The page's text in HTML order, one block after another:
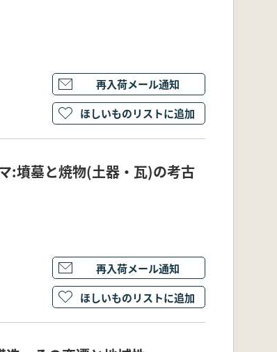
再入荷メール通知
ほしいものリストに追加
:墳墓と焼物(土器・瓦)の考古
再入荷メール通知
ほしいものリストに追加